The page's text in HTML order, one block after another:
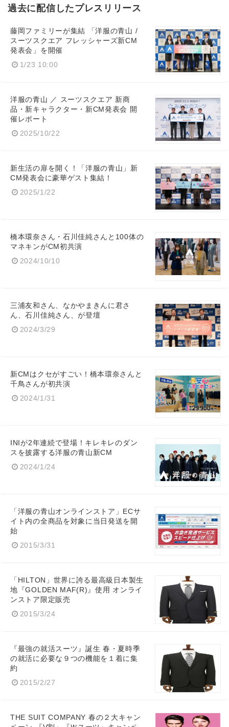
過去に配信したプレスリリース
藤岡ファミリーが集結 「洋服の⻘⼭ /
スーツスクエア フレッシャーズ新CM
発表会」を開催
1/23 10:00
洋服の青山 ／ スーツスクエア 新商
品・新キャラクター・新CM発表会 開
催レポート
2025/10/22
新生活の扉を開く！「洋服の青山」新
CM発表会に豪華ゲスト集結！
2025/1/22
橋本環奈さん・石川佳純さんと100体の
マネキンがCM初共演
2024/10/10
三浦友和さん、なかやまきんに君さ
ん、石川佳純さん、が登壇
2024/3/29
新CMはクセがすごい！橋本環奈さんと
千鳥さんが初共演
2024/1/31
INIが2年連続で登場！キレキレのダン
スを披露する洋服の青山新CM
2024/1/24
「洋服の青山オンラインストア」ECサ
イト内の全商品を対象に当日発送を開
始
2015/3/31
「HILTON」世界に誇る最高級日本製生
地『GOLDEN MAF(R)』使用 オンライ
ンストア限定販売
2015/3/24
『最強の就活スーツ』誕生 春・夏時季
の就活に必要な９つの機能を１着に集
約
2015/2/27
THE SUIT COMPANY 春の２大キャン
Japanese
English